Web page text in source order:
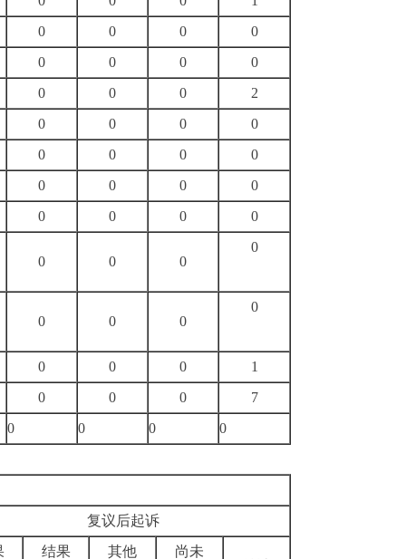
0
0 0
0
0
0 0
0
0
0 0
2
0
0 0
0
0
0 0
0
0
0 0
0
0
0 0 0
0 0 0
0
0 0 0
0
0 0 0
1
0
0 0
7
0
0 0 0
复议后起诉
结果
其他
尚未